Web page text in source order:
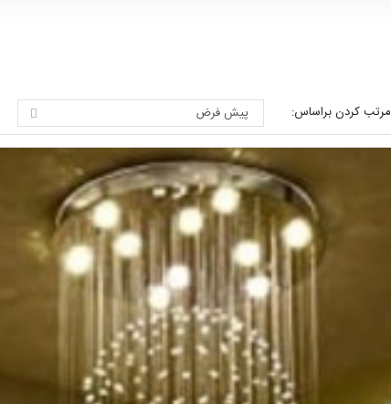
مرتب کردن براساس: